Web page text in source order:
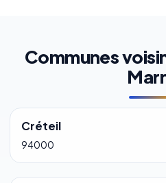
Communes
Créteil
94000